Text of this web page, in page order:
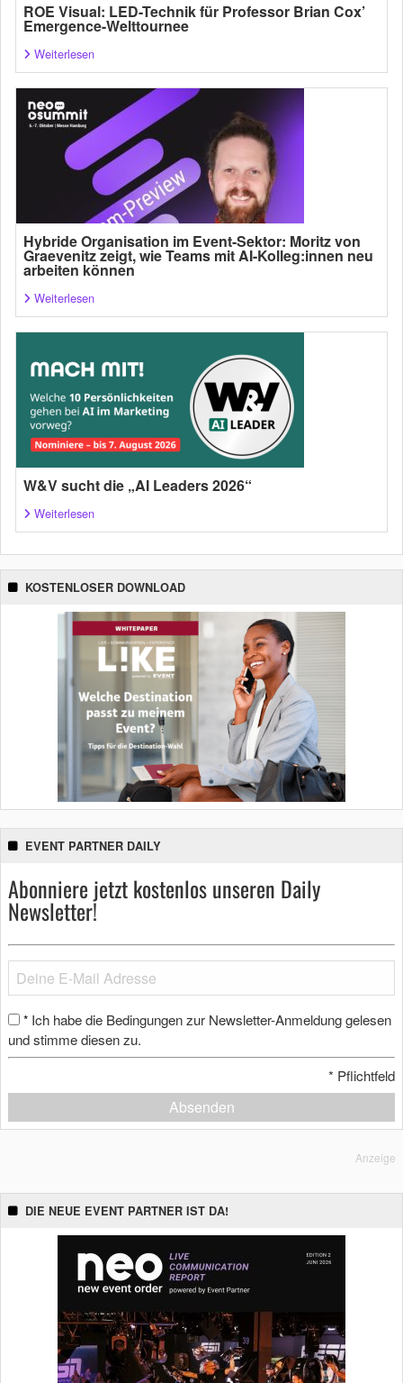
ROE Visual: LED-Technik für Professor Brian Cox’
Emergence-Welttournee
Weiterlesen
Hybride Organisation im Event-Sektor: Moritz von
Graevenitz zeigt, wie Teams mit AI-Kolleg:innen neu
arbeiten können
Weiterlesen
W&V sucht die „AI Leaders 2026“
Weiterlesen
KOSTENLOSER DOWNLOAD
EVENT PARTNER DAILY
Abonniere jetzt kostenlos unseren Daily
Newsletter!
* Ich habe die Bedingungen zur Newsletter-Anmeldung gelesen
und stimme diesen zu.
* Pflichtfeld
Absenden
Anzeige
DIE NEUE EVENT PARTNER IST DA!